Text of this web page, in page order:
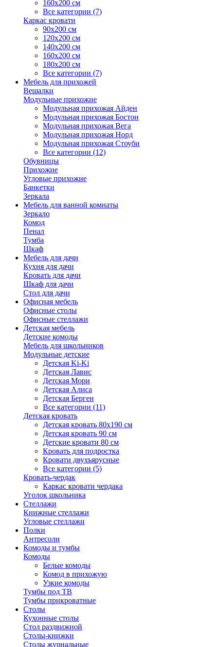
160х200 см
Все категории (7)
Каркас кровати
90х200 см
120х200 см
140х200 см
160х200 см
180х200 см
Все категории (7)
Мебель для прихожей
Вешалки
Модульные прихожие
Модульная прихожая Айден
Модульная прихожая Бостон
Модульная прихожая Вега
Модульная прихожая Норд
Модульная прихожая Стоуби
Все категории (12)
Обувницы
Прихожие
Угловые прихожие
Банкетки
Зеркала
Мебель для ванной комнаты
Зеркало
Комод
Пенал
Тумба
Шкаф
Мебель для дачи
Кухня для дачи
Кровать для дачи
Шкаф для дачи
Стол для дачи
Офисная мебель
Офисные столы
Офисные стеллажи
Детская мебель
Детские комоды
Мебель для школьников
Модульные детские
Детская Ki-Ki
Детская Лавис
Детская Мори
Детская Алиса
Детская Берген
Все категории (11)
Детская кровать
Детская кровать 80х190 см
Детская кровать 90 см
Детские кровати 80 см
Кровать для подростка
Кровати двухъярусные
Все категории (5)
Кровать-чердак
Каркас кровати чердака
Уголок школьника
Стеллажи
Книжные стеллажи
Угловые стеллажи
Полки
Антресоли
Комоды и тумбы
Комоды
Белые комоды
Комод в прихожую
Узкие комоды
Тумбы под ТВ
Тумбы прикроватные
Столы
Кухонные столы
Стол раздвижной
Столы-книжки
Столы журнальные